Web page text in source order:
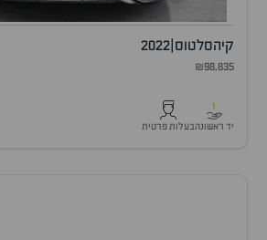
קיהסלטוס 2022
₪98,835
1
יד ראשונהבעלות פרטית